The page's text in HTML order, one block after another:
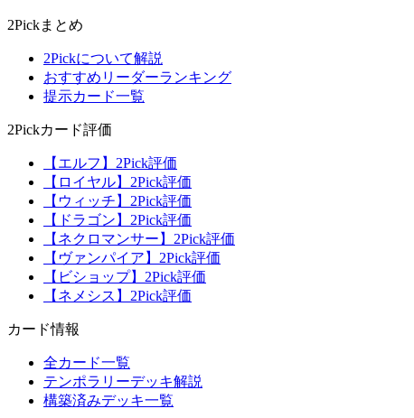
2Pickまとめ
2Pickについて解説
おすすめリーダーランキング
提示カード一覧
2Pickカード評価
【エルフ】2Pick評価
【ロイヤル】2Pick評価
【ウィッチ】2Pick評価
【ドラゴン】2Pick評価
【ネクロマンサー】2Pick評価
【ヴァンパイア】2Pick評価
【ビショップ】2Pick評価
【ネメシス】2Pick評価
カード情報
全カード一覧
テンポラリーデッキ解説
構築済みデッキ一覧